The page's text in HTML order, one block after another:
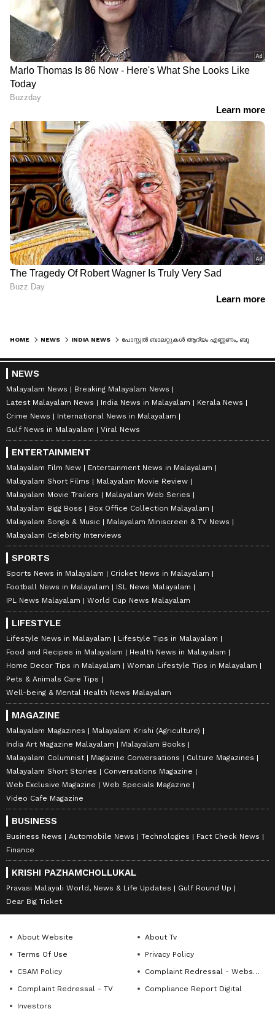
HOME NEWS INDIA NEWS
NEWS
Malayalam News
Breaking Malayalam News
Latest Malayalam News
India News in Malayalam
Kerala News
Crime News
International News in Malayalam
Gulf News in Malayalam
Viral News
ENTERTAINMENT
Malayalam Film New
Entertainment News in Malayalam
Malayalam Short Films
Malayalam Movie Review
Malayalam Movie Trailers
Malayalam Web Series
Malayalam Bigg Boss
Box Office Collection Malayalam
Malayalam Songs & Music
Malayalam Miniscreen & TV News
Malayalam Celebrity Interviews
SPORTS
Sports News in Malayalam
Cricket News in Malayalam
Football News in Malayalam
ISL News Malayalam
IPL News Malayalam
World Cup News Malayalam
LIFESTYLE
Lifestyle News in Malayalam
Lifestyle Tips in Malayalam
Food and Recipes in Malayalam
Health News in Malayalam
Home Decor Tips in Malayalam
Woman Lifestyle Tips in Malayalam
Pets & Animals Care Tips
Well-being & Mental Health News Malayalam
MAGAZINE
Malayalam Magazines
Malayalam Krishi (Agriculture)
India Art Magazine Malayalam
Malayalam Books
Malayalam Columnist
Magazine Conversations
Culture Magazines
Malayalam Short Stories
Conversations Magazine
Web Exclusive Magazine
Web Specials Magazine
Video Cafe Magazine
BUSINESS
Business News Automobile News Technologies
Fact Check News
Finance
KRISHI PAZHAMCHOLLUKAL
Pravasi Malayali World, News & Life Updates
Gulf Round Up
Dear Big Ticket
About Website
About Tv
Terms Of Use
Privacy Policy
CSAM Policy
Complaint Redressal - Website
Complaint Redressal - TV
Compliance Report Digital
Investors